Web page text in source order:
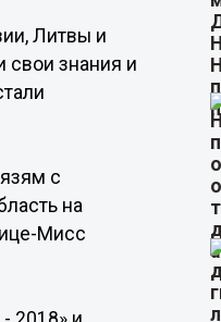
Литвы и
свои знания и
с
на
Мисс